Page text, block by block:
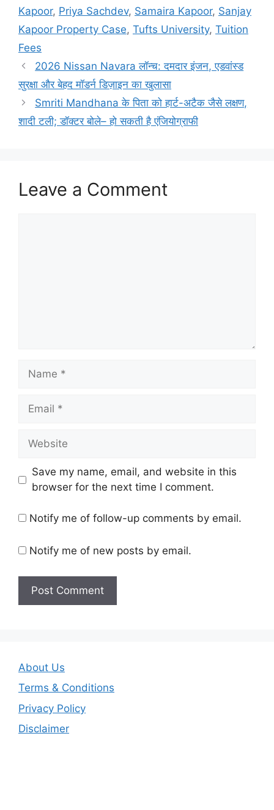
Kapoor, Priya Sachdev, Samaira Kapoor, Sanjay
Kapoor Property Case, Tufts University, Tuition
Fees
2026 Nissan Navara लॉन्च: दमदार इंजन, एडवांस्ड
सुरक्षा और बेहद मॉडर्न डिज़ाइन का खुलासा
Smriti Mandhana के पिता को हार्ट-अटैक जैसे लक्षण,
शादी टली; डॉक्टर बोले– हो सकती है एंजियोग्राफी
Leave a Comment
Name
Email
Website
Save my name, email, and website in this
browser for the next time I comment.
Notify me of follow-up comments by email.
Notify me of new posts by email.
About Us
Terms & Conditions
Privacy Policy
Disclaimer